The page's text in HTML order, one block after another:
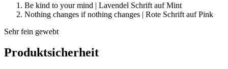
Be kind to your mind | Lavendel Schrift auf Mint
Nothing changes if nothing changes | Rote Schrift auf Pink
Sehr fein gewebt
Produktsicherheit